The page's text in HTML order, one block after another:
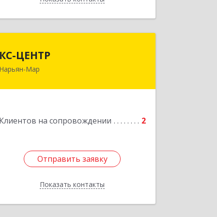
КС-ЦЕНТР
Нарьян-Мар
Клиентов на сопровождении 2
Отправить заявку
Показать контакты
Отправить заявку
Назад